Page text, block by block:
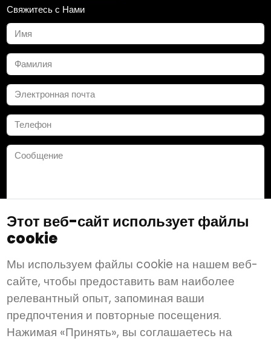
Свяжитесь с Нами
© 2026 Wanderbeds Tourism Условия и Положения
Подпишитесь на нас:
Этот веб-сайт использует файлы
cookie
Мы используем файлы cookie на нашем веб-
сайте, чтобы предоставить вам наиболее
релевантный опыт, запоминая ваши
предпочтения и повторные посещения.
Нажимая «Принять», вы соглашаетесь на